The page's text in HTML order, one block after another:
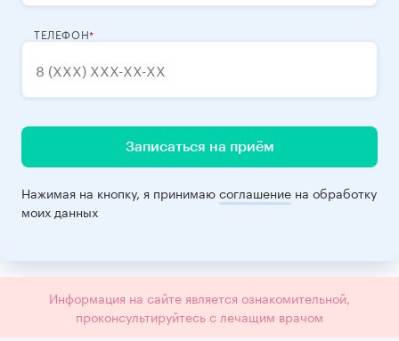
ТЕЛЕФОН
Записаться на приём
Нажимая на кнопку, я принимаюсоглашение на обработку
моих данных
Информация на сайте является ознакомительной,
проконсультируйтесь с лечащим врачом